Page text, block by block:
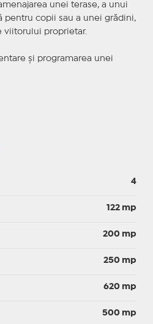
unei terase, a unui
pentru copii sau a unei grădini,
proprietar.
și programarea unei
4
122 mp
200 mp
250 mp
620 mp
500 mp